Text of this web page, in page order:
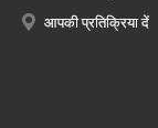
आपकी प्रतिक्रिया दें